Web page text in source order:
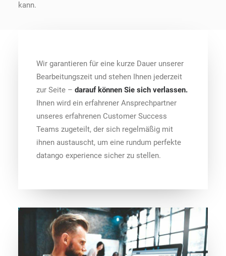
kann.
Wir garantieren für eine kurze Dauer unserer
Bearbeitungszeit und stehen Ihnen jederzeit
zur Seite – darauf können Sie sich verlassen.
Ihnen wird ein erfahrener Ansprechpartner
unseres erfahrenen Customer Success
Teams zugeteilt, der sich regelmäßig mit
ihnen austauscht, um eine rundum perfekte
datango experience sicher zu stellen.